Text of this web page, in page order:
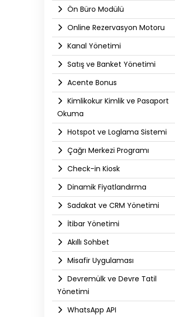
Ön Büro Modülü
Online Rezervasyon Motoru
Kanal Yönetimi
Satış ve Banket Yönetimi
Acente Bonus
Kimlikokur Kimlik ve Pasaport
Okuma
Hotspot ve Loglama Sistemi
Çağrı Merkezi Programı
Check-in Kiosk
Dinamik Fiyatlandırma
Sadakat ve CRM Yönetimi
İtibar Yönetimi
Akıllı Sohbet
Misafir Uygulaması
Devremülk ve Devre Tatil
Yönetimi
WhatsApp API​